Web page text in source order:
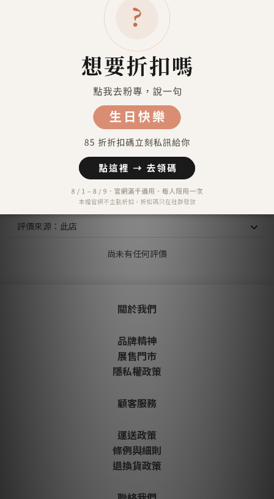
金門／馬祖／澎湖 等外島地區（郵寄）
港澳地區（順豐運費到付）
付款方式
信用卡付款（SHOPLINE Pay）
Apple Pay
7-11 超商取貨付款
匯款 (台灣脈騰指定帳號)
信用卡分期付款-三期
顧客評價
尚未有任何評價
關於我們
品牌精神
展售門市
隱私權政策
顧客服務
運送政策
條例與細則
退換貨政策